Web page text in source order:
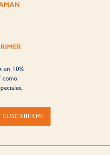
un 10%
como
SUSCRIBIRME